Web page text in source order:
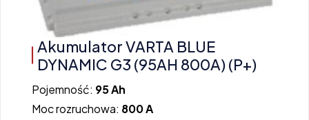
Akumulator VARTA BLUE
DYNAMIC G3 (95AH 800A) (P+)
Pojemność: 95 Ah
Moc rozruchowa: 800 A